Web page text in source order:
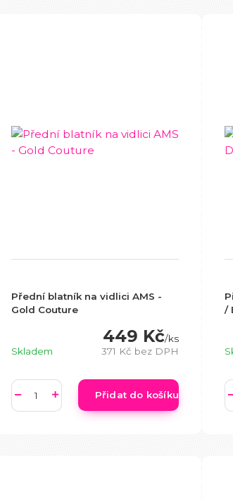
Přední blatník na vidlici AMS -
Gold Couture
449 Kč/ks
371 Kč bez DPH
Skladem
Přidat do košíku
/